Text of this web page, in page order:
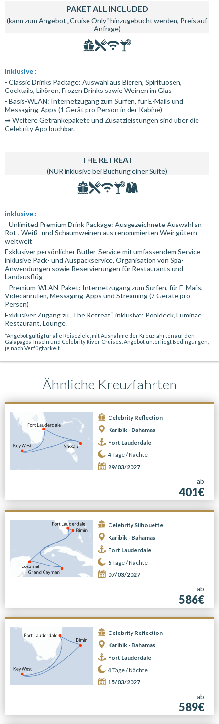
PAKET ALL INCLUDED
(kann zum Angebot „Cruise Only“ hinzugebucht werden, Preis auf
Anfrage)
inklusive :
- Classic Drinks Package: Auswahl aus Bieren, Spirituosen,
Cocktails, Likören, Frozen Drinks sowie Weinen im Glas
- Basis-WLAN: Internetzugang zum Surfen, für E-Mails und
Messaging-Apps (1 Gerät pro Person in der Kabine)
➡ Weitere Getränkepakete und Zusatzleistungen sind über die
Celebrity App buchbar.
THE RETREAT
(NUR inklusive bei Buchung einer Suite)
inklusive :
- Unlimited Premium Drink Package: Ausgezeichnete Auswahl an
Rot-, Weiß- und Schaumweinen aus renommierten Weingütern
weltweit
Exklusiver persönlicher Butler-Service mit umfassendem Service–
inklusive Pack- und Auspackservice, Organisation von Spa-
Anwendungen sowie Reservierungen für Restaurants und
Landausflüg
- Premium-WLAN-Paket: Internetzugang zum Surfen, für E-Mails,
Videoanrufen, Messaging-Apps und Streaming (2 Geräte pro
Person)
Exklusiver Zugang zu „The Retreat“, inklusive: Pooldeck, Luminae
Restaurant, Lounge.
*Angebot gültig für alle Reiseziele, mit Ausnahme der Kreuzfahrten auf den
Galapagos-Inseln und Celebrity River Cruises. Angebot unterliegt Bedingungen,
je nach Verfügbarkeit.
Ähnliche Kreuzfahrten
Celebrity Reflection
Karibik - Bahamas
Fort Lauderdale
4Tage /Nächte
29/03/2027
ab
401€
Celebrity Silhouette
Karibik - Bahamas
Fort Lauderdale
6Tage /Nächte
07/03/2027
ab
586€
Celebrity Reflection
Karibik - Bahamas
Fort Lauderdale
4Tage /Nächte
15/03/2027
ab
589€